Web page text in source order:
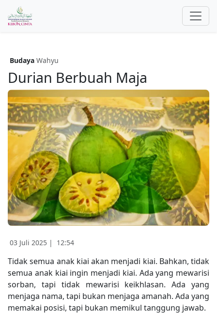
Budaya Wahyu
Durian Berbuah Maja
03 Juli 2025 | 12:54
Tidak semua anak kiai akan menjadi kiai. Bahkan, tidak
semua anak kiai ingin menjadi kiai. Ada yang mewarisi
sorban, tapi tidak mewarisi keikhlasan. Ada yang
menjaga nama, tapi bukan menjaga amanah. Ada yang
memakai posisi, tapi bukan memikul tanggung jawab.